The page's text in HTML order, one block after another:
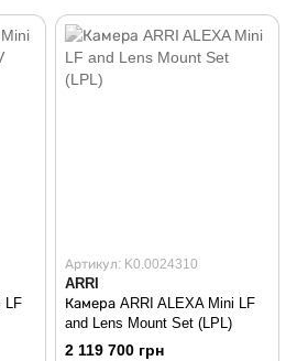
LF
Артикул: K0.0024310
ARRI
Камера ARRI ALEXA Mini LF
and Lens Mount Set (LPL)
2 119 700 грн